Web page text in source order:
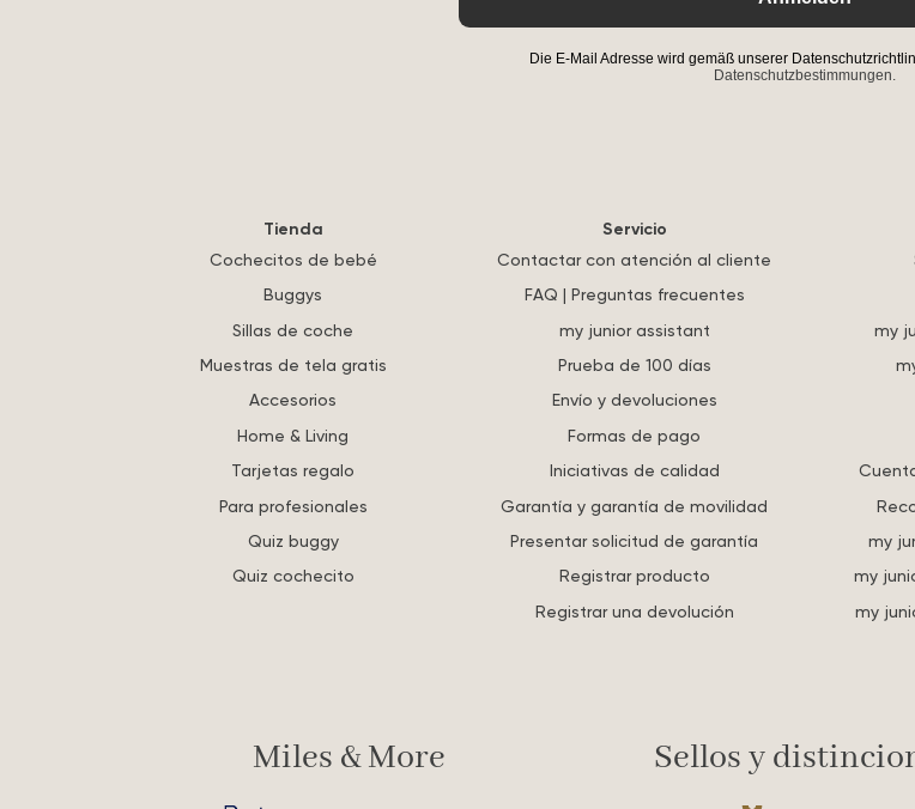
Die E-Mail Adresse wird gemäß unserer
Datenschutzbestimmungen.
Tienda
Cochecitos de bebé
Buggys
Sillas de coche
Muestras de tela gratis
Accesorios
Home & Living
Tarjetas regalo
Para profesionales
Quiz buggy
Quiz cochecito
Servicio
Contactar con atención al cliente
FAQ | Preguntas frecuentes
my junior assistant
Prueba de 100 días
Envío y devoluciones
Formas de pago
Iniciativas de calidad
Garantía y garantía de movilidad
Presentar solicitud de garantía
Registrar producto
Registrar una devolución
my
my
my
my
Miles & More Sellos y